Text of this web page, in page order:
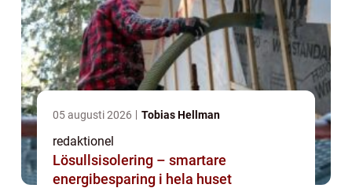
05 augusti 2026 Tobias Hellman
redaktionel
Lösullsisolering – smartare
energibesparing i hela huset